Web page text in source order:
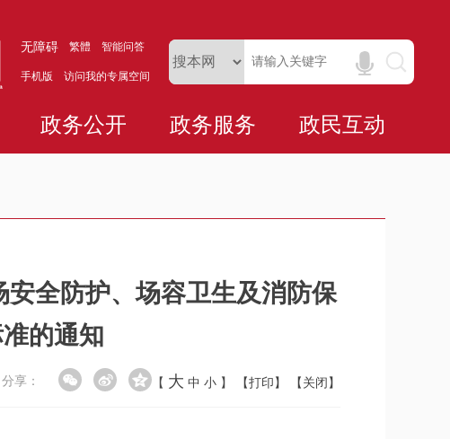
无障碍 繁體 智能问答
手机版 访问我的专属空间
政务公开 政务服务 政民互动
全防护、场容卫生及消防保
的通知
分享： 【 大 中 小 】 【打印】 【关闭】